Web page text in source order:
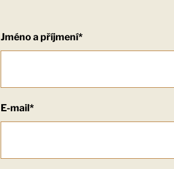
Jméno a příjmení*
E-mail*